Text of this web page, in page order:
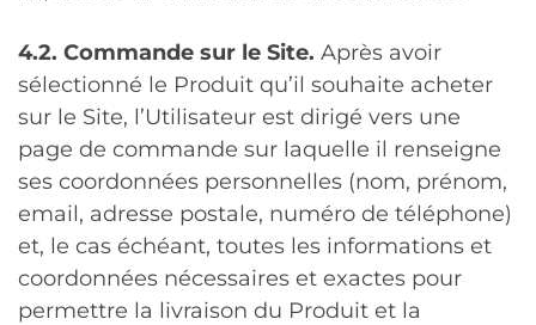
4.2. Commande sur le Site. Après avoir
sélectionné le Produit qu’il souhaite acheter
sur le Site, l’Utilisateur est dirigé vers une
page de commande sur laquelle il renseigne
ses coordonnées personnelles (nom, prénom,
email, adresse postale, numéro de téléphone)
et, le cas échéant, toutes les informations et
coordonnées nécessaires et exactes pour
permettre la livraison du Produit et la